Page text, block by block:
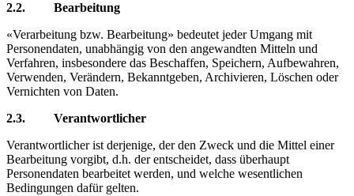
2.2. Bearbeitung
«Verarbeitung bzw. Bearbeitung» bedeutet jeder Umgang mit
Personendaten, unabhängig von den angewandten Mitteln und
Verfahren, insbesondere das Beschaffen, Speichern, Aufbewahren,
Verwenden, Verändern, Bekanntgeben, Archivieren, Löschen oder
Vernichten von Daten.
2.3. Verantwortlicher
Verantwortlicher ist derjenige, der den Zweck und die Mittel einer
Bearbeitung vorgibt, d.h. der entscheidet, dass überhaupt
Personendaten bearbeitet werden, und welche wesentlichen
Bedingungen dafür gelten.